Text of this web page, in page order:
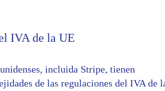
IVA de la UE
incluida Stripe, tienen
de las regulaciones del IVA de